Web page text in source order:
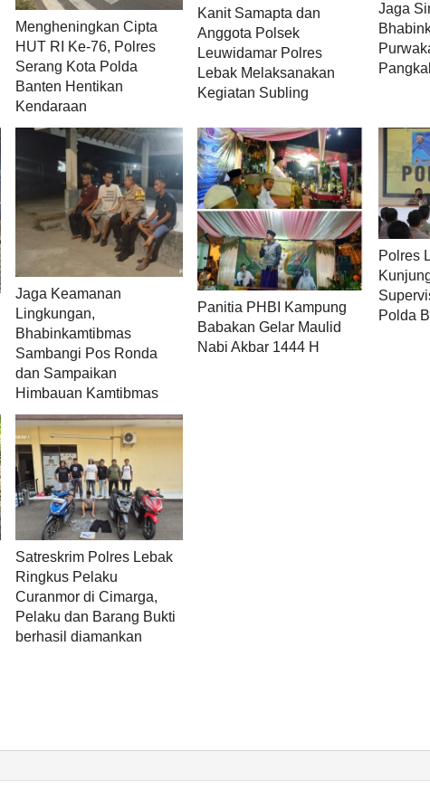
Mengheningkan Cipta
HUT RI Ke-76, Polres
Serang Kota Polda
Banten Hentikan
Kendaraan
Kanit Samapta dan
Anggota Polsek
Leuwidamar Polres
Lebak Melaksanakan
Kegiatan Subling
Jaga
Jaga Keamanan
Lingkungan,
Bhabinkamtibmas
Sambangi Pos Ronda
dan Sampaikan
Himbauan Kamtibmas
Panitia PHBI Kampung
Babakan Gelar Maulid
Nabi Akbar 1444 H
Polres
Polda
Satreskrim Polres Lebak
Ringkus Pelaku
Curanmor di Cimarga,
Pelaku dan Barang Bukti
berhasil diamankan